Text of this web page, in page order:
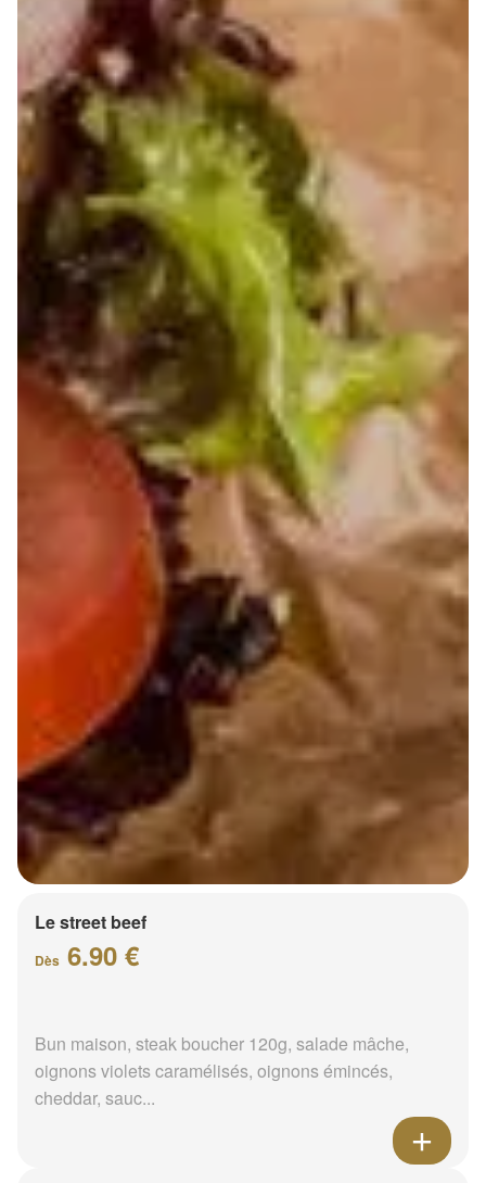
Le street beef
Dès 6.90 €
Bun maison, steak boucher 120g, salade mâche,
oignons violets caramélisés, oignons émincés,
cheddar, sauc...